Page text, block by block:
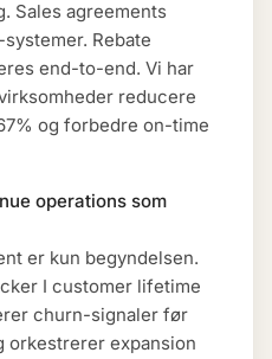
Sales agreements
Rebate
end-to-end. Vi har
reducere
og forbedre on-time
operations som
er kun begyndelsen.
I customer lifetime
churn-signaler før
orkestrerer expansion